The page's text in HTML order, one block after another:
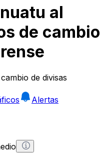
al
de cambio
de divisas
Alertas